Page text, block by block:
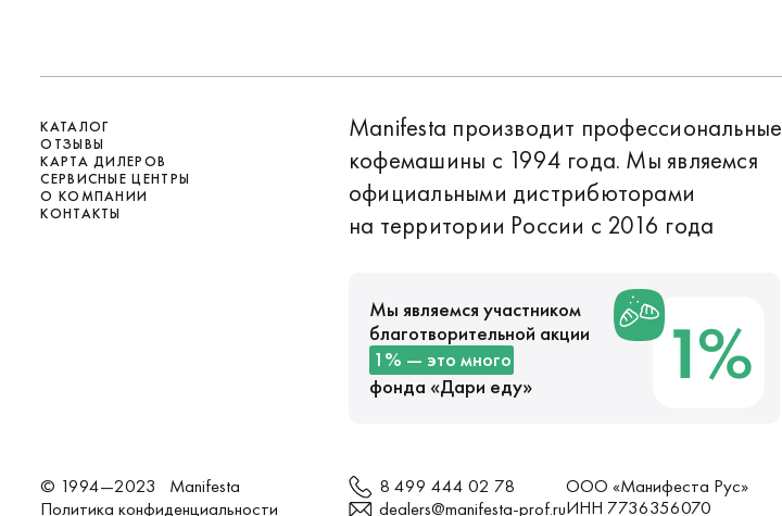
КАТАЛОГ
ОТЗЫВЫ
КАРТА ДИЛЕРОВ
СЕРВИСНЫЕ ЦЕНТРЫ
О КОМПАНИИ
КОНТАКТЫ
Manifesta производит профессиональные
кофемашины с 1994 года. Мы являемся
официальными дистрибюторами
на территории России с 2016 года
Мы являемся участником
благотворительной акции
1% — это много
фонда «Дари еду»
© 1994—2023 Manifesta
Политика конфиденциальности
8 499 444 02 78
dealers@manifesta-prof.ru
ООО «Манифеста Рус»
ИНН 7736356070